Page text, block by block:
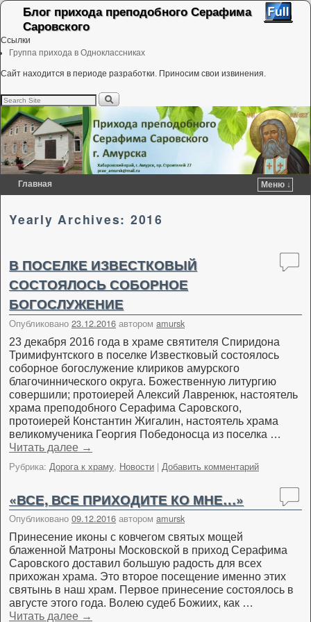
Блог прихода преподобного Серафима
Саровского
Ссылки
Группа прихода в Одноклассниках
Сайт находится в периоде разработки. Приносим свои извинения.
Главная
Меню ↓
Yearly Archives: 2016
В ПОСЕЛКЕ ИЗВЕСТКОВЫЙ
СОСТОЯЛОСЬ СОБОРНОЕ
БОГОСЛУЖЕНИЕ
Опубликовано 23.12.2016 автором amursk
23 декабря 2016 года в храме святителя Спиридона
Тримифунтского в поселке Известковый состоялось
соборное богослужение клириков амурского
благочиннического округа. Божественную литургию
совершили; протоиерей Алексий Лавренюк, настоятель
храма преподобного Серафима Саровского,
протоиерей Константин Жигалин, настоятель храма
великомученика Георгия Победоносца из поселка …
Читать далее →
Рубрика: Дорога к храму, Новости | Добавить комментарий
«ВСЕ, ВСЕ ПРИХОДИТЕ КО МНЕ…»
Опубликовано 09.12.2016 автором amursk
Принесение иконы с ковчегом святых мощей
блаженной Матроны Московской в приход Серафима
Саровского доставил большую радость для всех
прихожан храма. Это второе посещение именно этих
святынь в наш храм. Первое принесение состоялось в
августе этого года. Волею судеб Божиих, как …
Читать далее →